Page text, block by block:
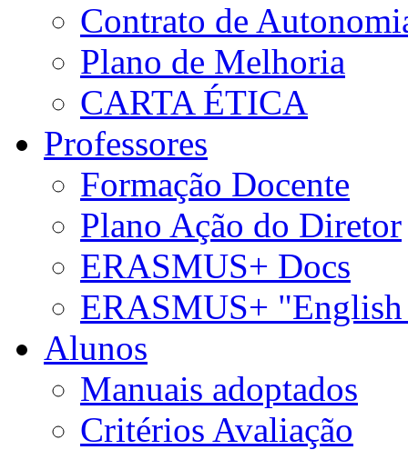
Contrato de
Plano de Melhoria
CARTA ÉTICA
Professores
Formação Docente
Plano Ação do Diretor
ERASMUS+ Docs
ERASMUS+
Alunos
Manuais adoptados
Critérios Avaliação